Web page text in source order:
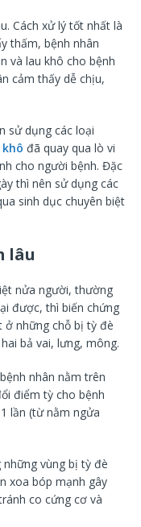
Cách xử lý tốt nhất là
thấm, bệnh nhân
và lau khô cho bệnh
cảm thấy dễ chịu,
sử dụng các loại
đã quay qua lò vi
cho người bệnh. Đặc
thì nên sử dụng các
sinh dục chuyên biệt
lâu
nửa người, thường
được, thì biến chứng
ở những chỗ bị tỳ đè
bả vai, lưng, mông.
nhân nằm trên
điểm tỳ cho bệnh
lần (từ nằm ngửa
những vùng bị tỳ đè
xoa bóp mạnh gây
co cứng cơ và